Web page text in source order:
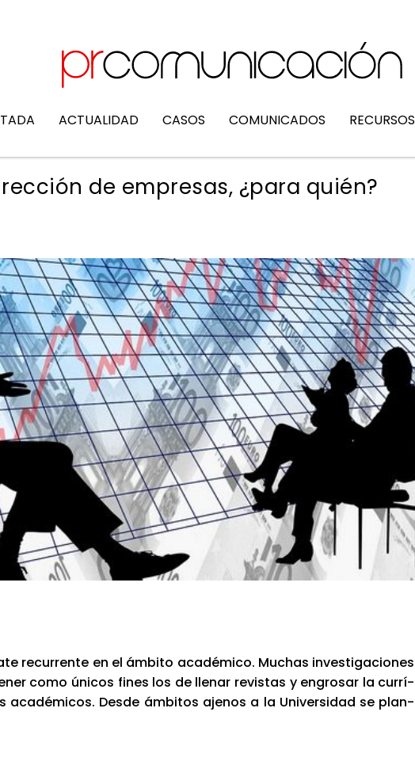
ACTUALIDAD CASOS COMUNICADOS RECURSOS
de empresas, ¿para quién?
recu­rren­te en el ámbi­to aca­dé­mi­co. Muchas inves­ti­ga­cio­nes
como úni­cos fines los de lle­nar revis­tas y engro­sar la currí­
aca­dé­mi­cos. Des­de ámbi­tos aje­nos a la Uni­ver­si­dad se plan­